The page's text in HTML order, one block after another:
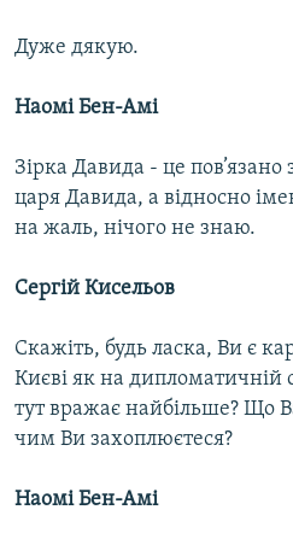
Дуже дякую.
Наомі Бен-Амі
Зірка Давида - це
царя Давида, а відносно
на жаль, нічого не знаю.
Сергій Кисельов
Скажіть, будь ласка, Ви є
Києві як на
тут вражає найбільше? Що
чим Ви захоплюєтеся?
Наомі Бен-Амі